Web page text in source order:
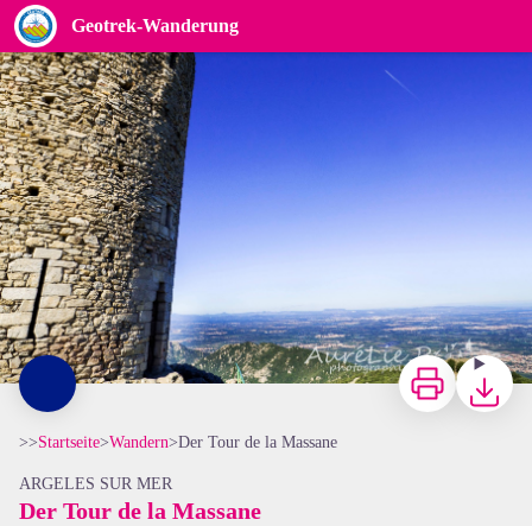
Geotrek-Wanderung
Der Tour de la Massane
Tour de la Massane - Aurélie Rubio
Zu drucken
>>Startseite>Wandern>Der Tour de la Massane
ARGELES SUR MER
Der Tour de la Massane